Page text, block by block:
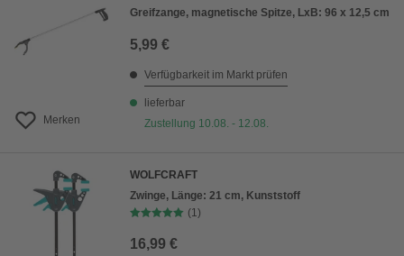
Merken
Greifzange, magnetische Spitze, LxB: 96 x 12,5 cm
5,99 €
Verfügbarkeit im Markt prüfen
lieferbar
Zustellung 10.08. - 12.08.
WOLFCRAFT
Zwinge, Länge: 21 cm, Kunststoff
(1)
16,99 €